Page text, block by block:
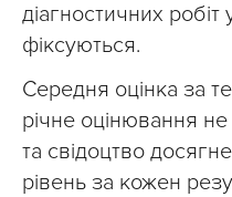
діагностичних
фіксуються.
Середня оцінка за
річне оцінювання
та свідоцтво
рівень за кожен